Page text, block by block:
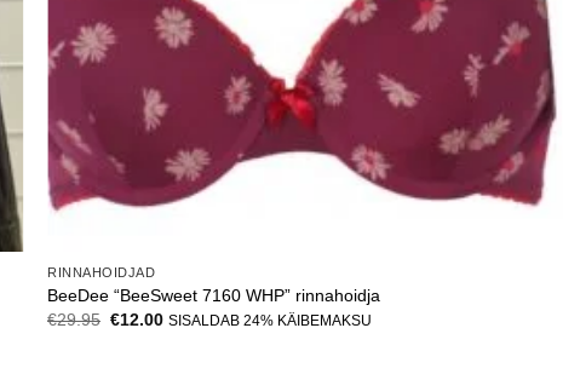
RINNAHOIDJAD
BeeDee “BeeSweet 7160 WHP” rinnahoidja
€29.95 Algne
€12.00Current
SISALDAB 24% KÄIBEMAKSU